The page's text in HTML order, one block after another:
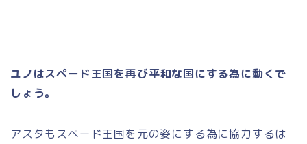
ユノはスペード王国を再び平和な国にする為に動くで
しょう。
アスタもスペード王国を元の姿にする為に協力するは